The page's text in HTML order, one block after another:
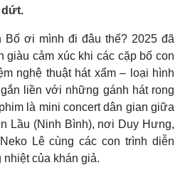
dứt.
Bố ơi mình đi đâu thế? 2025 đã
giàu cảm xúc khi các cặp bố con
nghệ thuật hát xẩm – loại hình
liền với những gánh hát rong
là mini concert dân gian giữa
Lầu (Ninh Bình), nơi Duy Hưng,
Lê cùng các con trình diễn
của khán giả.